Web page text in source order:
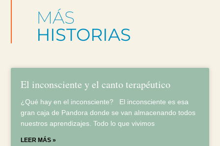
MÁS
HISTORIAS
El inconsciente y el canto terapéutico
¿Qué hay en el inconsciente? El inconsciente es esa
gran caja de Pandora donde se van almacenando todos
nuestros aprendizajes. Todo lo que vivimos
LEER MÁS »